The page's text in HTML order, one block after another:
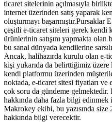
ticaret sitelerinin açılmasıyla
internet üzerinden satış yaparak
oluşturmayı başarmıştır.Pursaklar
çeşitli e-ticaret siteleri gerek kendi
ürünlerinin satışını yapmakta
bu sanal dünyada kendilerine
Ancak, halihazırda kurulu olan e-
kişi yukarıda da belirttiğimiz
kendi platformu üzerinden
noktada, e-ticaret sitesi fiyatları
çok soru da gündeme gelmektedir.
hakkında daha fazla bilgi edinmek
Makrokey ekibi, bu yazısında size
hakkında bilgi verecektir.